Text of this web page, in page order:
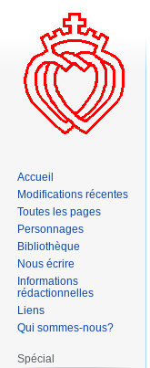
Accueil
Modifications récentes
Toutes les pages
Personnages
Bibliothèque
Nous écrire
Informations
rédactionnelles
Liens
Qui sommes-nous?
Spécial